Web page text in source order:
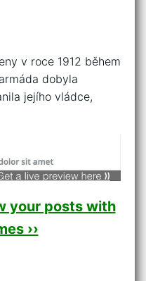
v roce 1912 během
dobyla
jejího vládce,
your posts with
››